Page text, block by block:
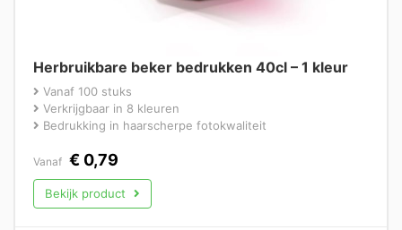
Herbruikbare beker bedrukken 40cl – 1 kleur
Vanaf 100 stuks
Verkrijgbaar in 8 kleuren
Bedrukking in haarscherpe fotokwaliteit
Vanaf € 0,79
Bekijk product